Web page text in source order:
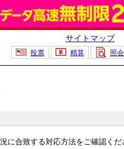
サイトマップ
投票 精算 照会
に合致する対応方法をご確認くだ